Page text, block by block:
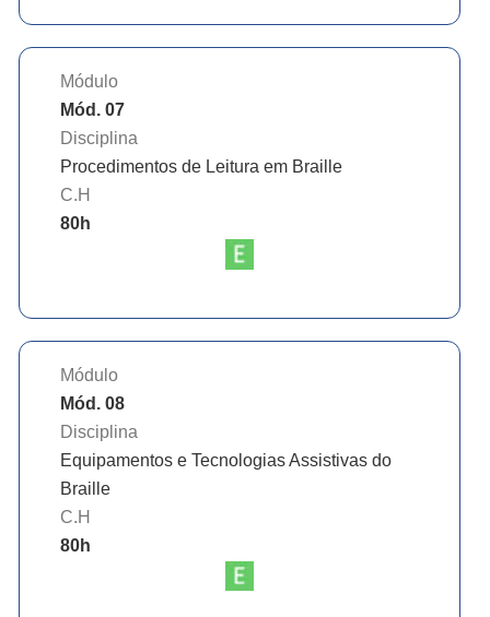
Módulo
Mód. 07
Disciplina
Procedimentos de Leitura em Braille
C.H
80h
Módulo
Mód. 08
Disciplina
Equipamentos e Tecnologias Assistivas do
Braille
C.H
80h